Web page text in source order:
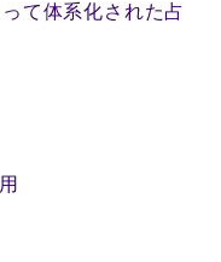
て体系化された占